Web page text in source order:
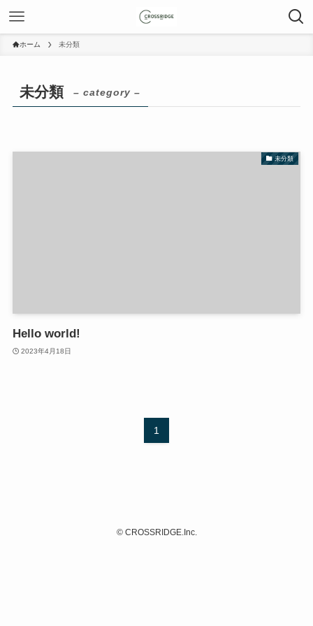
ホーム 未分類
未分類 – category –
未分類
Hello world!
2023年4月18日
1
©CROSSRIDGE.Inc.